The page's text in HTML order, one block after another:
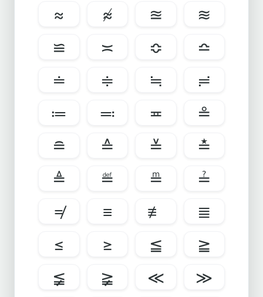
≈
≉ ≊
≋
≌
≍ ≎
≏
≐
≑ ≒
≓
≔
≕ ≖
≗
≘
≙ ≚
≛
≜
≝ ≞
≟
≠
≡ ≢
≣
≤
≥ ≦
≧
≨
≩ ≪
≫